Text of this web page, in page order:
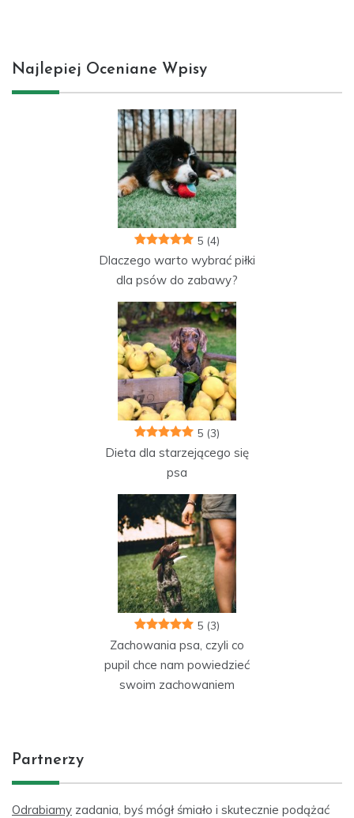
Najlepiej Oceniane Wpisy
5 (4)
Dlaczego warto wybrać piłki
dla psów do zabawy?
5 (3)
Dieta dla starzejącego się
psa
5 (3)
Zachowania psa, czyli co
pupil chce nam powiedzieć
swoim zachowaniem
Partnerzy
Odrabiamy zadania, byś mógł śmiało i skutecznie podążać